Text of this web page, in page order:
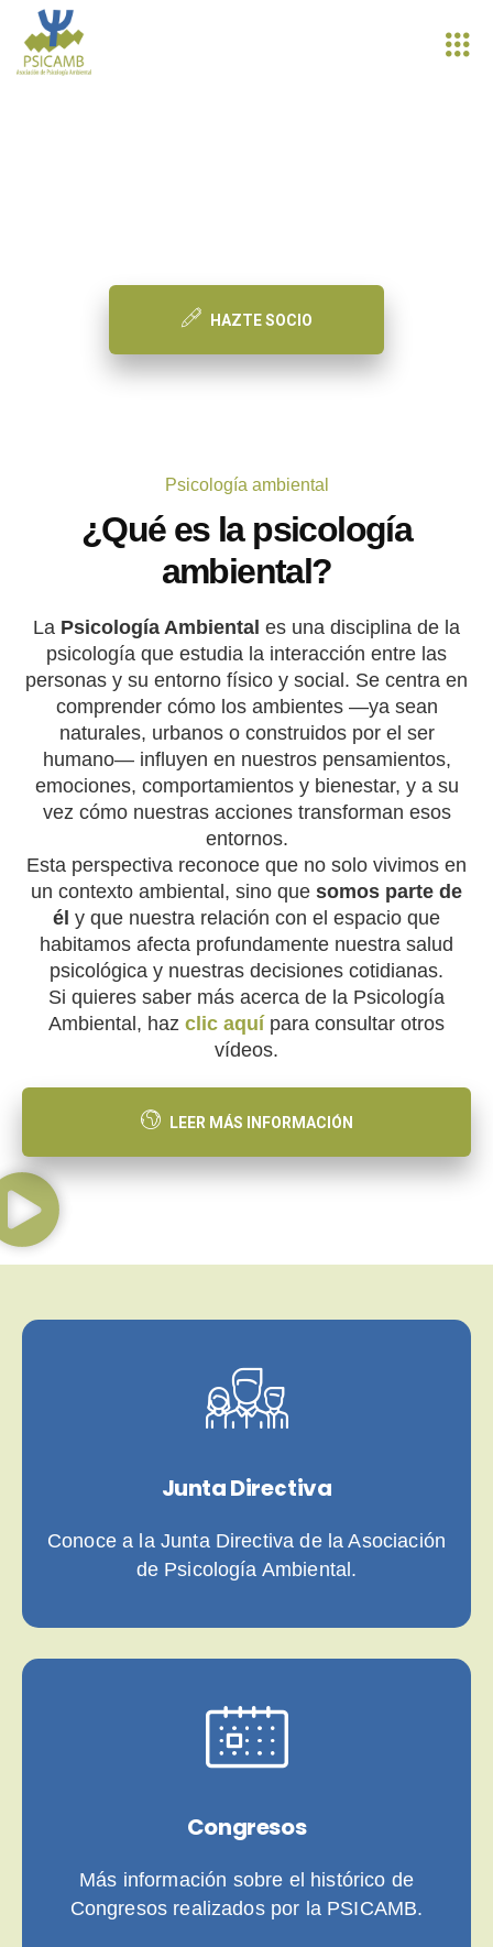
HAZTE SOCIO
Psicología ambiental
¿Qué es la psicología
ambiental?
La Psicología Ambiental es una disciplina de la
psicología que estudia la interacción entre las
personas y su entorno físico y social. Se centra en
comprender cómo los ambientes —ya sean
naturales, urbanos o construidos por el ser
humano— influyen en nuestros pensamientos,
emociones, comportamientos y bienestar, y a su
vez cómo nuestras acciones transforman esos
entornos.
Esta perspectiva reconoce que no solo vivimos en
un contexto ambiental, sino que somos parte de
él y que nuestra relación con el espacio que
habitamos afecta profundamente nuestra salud
psicológica y nuestras decisiones cotidianas.
Si quieres saber más acerca de la Psicología
Ambiental, haz clic aquí para consultar otros
vídeos.
LEER MÁS INFORMACIÓN
Junta Directiva
Conoce a la Junta Directiva de la Asociación
de Psicología Ambiental.
Congresos
Más información sobre el histórico de
Congresos realizados por la PSICAMB.